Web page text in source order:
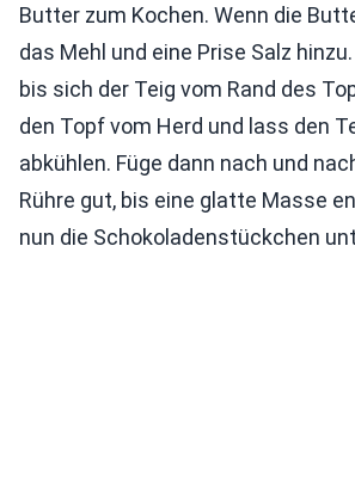
Butter zum Kochen. Wenn die
das Mehl und eine Prise Salz
bis sich der Teig vom Rand des
den Topf vom Herd und lass den
abkühlen. Füge dann nach und
Rühre gut, bis eine glatte Masse
nun die Schokoladenstückchen